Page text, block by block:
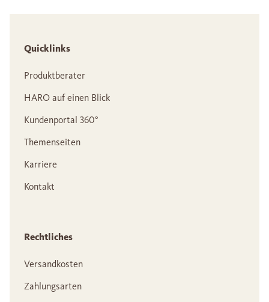
Quicklinks
Produktberater
HARO auf einen Blick
Kundenportal 360°
Themenseiten
Karriere
Kontakt
Rechtliches
Versandkosten
Zahlungsarten